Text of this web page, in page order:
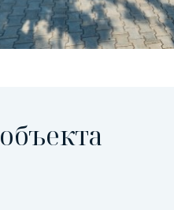
объекта